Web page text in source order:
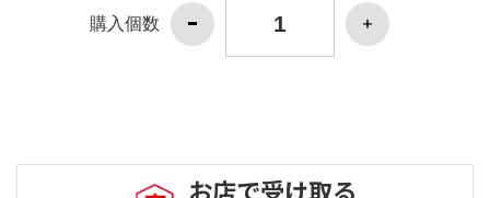
購入個数
お店で受け取る